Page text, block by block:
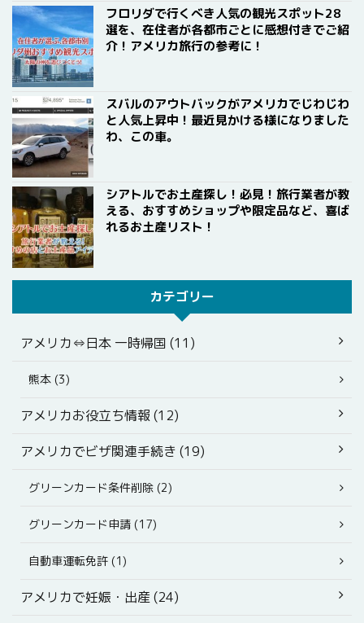
フロリダで行くべき人気の観光スポット28
選を、在住者が各都市ごとに感想付きでご紹
介！アメリカ旅行の参考に！
スバルのアウトバックがアメリカでじわじわ
と人気上昇中！最近見かける様になりました
わ、この車。
シアトルでお土産探し！必見！旅行業者が教
える、おすすめショップや限定品など、喜ば
れるお土産リスト！
カテゴリー
アメリカ⇔日本 一時帰国 (11)
熊本 (3)
アメリカお役立ち情報 (12)
アメリカでビザ関連手続き (19)
グリーンカード条件削除 (2)
グリーンカード申請 (17)
自動車運転免許 (1)
アメリカで妊娠・出産 (24)